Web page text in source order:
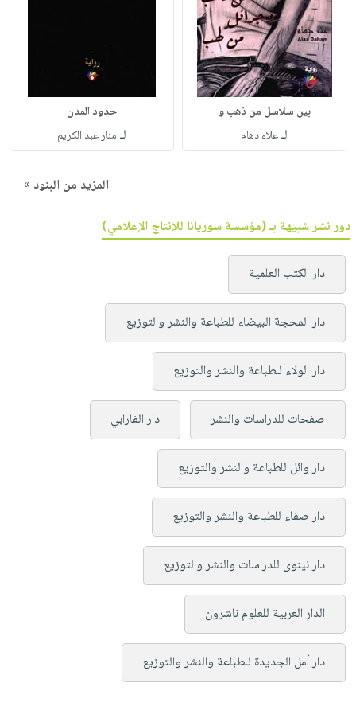
بين سلاسل من ذهب و
لـعلاء دهام
حدود المدن
لـ منار عبد الكريم
المزيد من البنود »
دور نشر شبيهة بـ (مؤسسة سوريانا للإنتاج الإعلامي)
دار الكتب العلمية
دار المحجة البيضاء للطباعة والنشر والتوزيع
دار الولاء للطباعة والنشر والتوزيع
صفحات للدراسات والنشر دار الفارابي
دار وائل للطباعة والنشر والتوزيع
دار صفاء للطباعة والنشر والتوزيع
دار نينوى للدراسات والنشر والتوزيع
الدار العربية للعلوم ناشرون
دار أمل الجديدة للطباعة والنشر والتوزيع